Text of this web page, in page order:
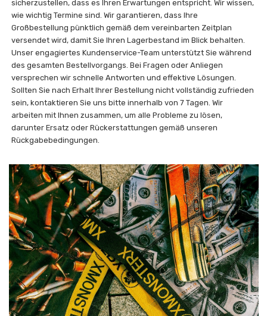
sicherzustellen, dass es Ihren Erwartungen entspricht. Wir wissen,
wie wichtig Termine sind. Wir garantieren, dass Ihre
Großbestellung pünktlich gemäß dem vereinbarten Zeitplan
versendet wird, damit Sie Ihren Lagerbestand im Blick behalten.
Unser engagiertes Kundenservice-Team unterstützt Sie während
des gesamten Bestellvorgangs. Bei Fragen oder Anliegen
versprechen wir schnelle Antworten und effektive Lösungen.
Sollten Sie nach Erhalt Ihrer Bestellung nicht vollständig zufrieden
sein, kontaktieren Sie uns bitte innerhalb von 7 Tagen. Wir
arbeiten mit Ihnen zusammen, um alle Probleme zu lösen,
darunter Ersatz oder Rückerstattungen gemäß unseren
Rückgabebedingungen.